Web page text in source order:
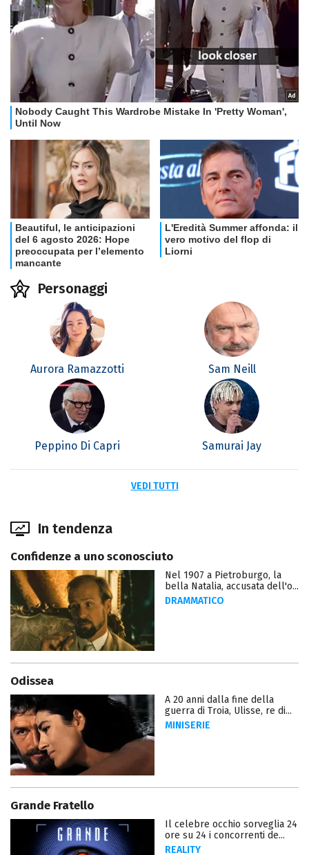
Personaggi
Aurora Ramazzotti Sam Neill
Peppino Di Capri Samurai Jay
VEDI TUTTI
In tendenza
Confidenze a uno sconosciuto
Nel 1907 a Pietroburgo, la
bella Natalia, accusata dell'o...
DRAMMATICO
Odissea
A 20 anni dalla fine della
guerra di Troia, Ulisse, re di...
MINISERIE
Grande Fratello
Il celebre occhio sorveglia 24
ore su 24 i concorrenti de...
REALITY